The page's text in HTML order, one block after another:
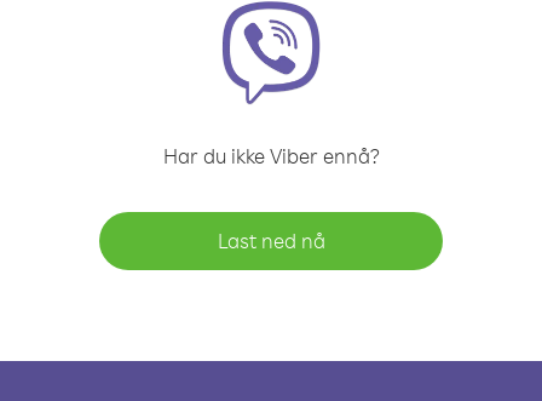
Har du ikke Viber ennå?
Last ned nå